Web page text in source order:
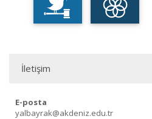
İletişim
E-posta
yalbayrak@akdeniz.edu.tr